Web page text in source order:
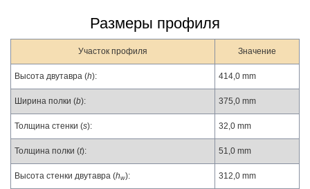
Размеры профиля
Участок профиля Значение
Высота двутавра (h): 414,0 mm
Ширина полки (b): 375,0 mm
Толщина стенки (s): 32,0 mm
Толщина полки (t): 51,0 mm
Высота стенки двутавра (hw): 312,0 mm